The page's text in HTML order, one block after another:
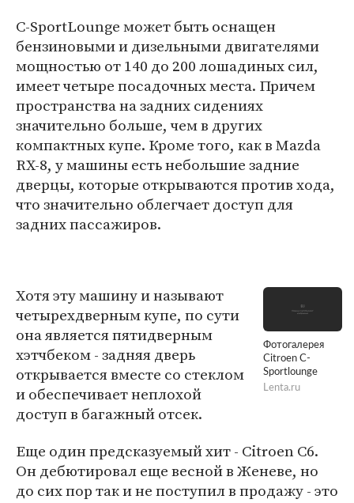
C-SportLounge может быть оснащен
бензиновыми и дизельными двигателями
мощностью от 140 до 200 лошадиных сил,
имеет четыре посадочных места. Причем
пространства на задних сидениях
значительно больше, чем в других
компактных купе. Кроме того, как в Mazda
RX-8, у машины есть небольшие задние
дверцы, которые открываются против хода,
что значительно облегчает доступ для
задних пассажиров.
Фотогалерея
Citroen C-
Sportlounge
Lenta.ru
Хотя эту машину и называют
четырехдверным купе, по сути
она является пятидверным
хэтчбеком - задняя дверь
открывается вместе со стеклом
и обеспечивает неплохой
доступ в багажный отсек.
Еще один предсказуемый хит - Citroen C6.
Он дебютировал еще весной в Женеве, но
до сих пор так и не поступил в продажу - это